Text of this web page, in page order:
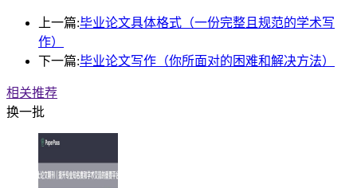
上一篇:毕业论文具体格式（一份完整且规范的学术写
作）
下一篇:毕业论文写作（你所面对的困难和解决方法）
相关推荐
换一批